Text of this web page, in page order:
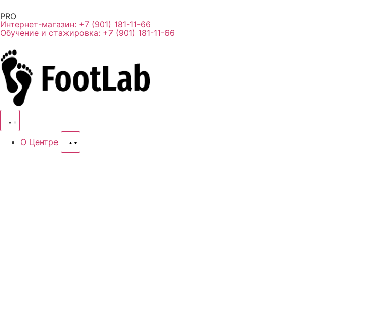
PRO
Интернет-магазин: +7 (901) 181-11-66
Обучение и стажировка: +7 (901) 181-11-66
О Центре